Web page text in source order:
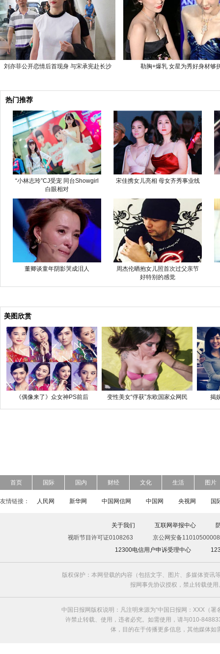
刘亦菲公开恋情后首现身 与宋承宪赴长沙 勒胸+爆乳 女星为秀好身材够
热门推荐
“小林志玲”CJ受宠 同台Showgirl
白眼相对
宋佳携女儿亮相 母女齐秀事业线
董卿谈童年阴影哭成泪人
周杰伦晒抱女儿照首次过父亲节
好特别的感觉
美图欣赏
《偶像来了》众女神PS前后 变性美女“俘获”东欧国家众网民 揭
首页 国际 国内 财经 文化 生活 图片
友情链接： 人民网 新华网 中国网信网 中国网 央视网 国
关于我们 互联网举报中心
视听节目许可证0108263
京公网安备
12300电信用户申诉受理中心
版权保护：本网登载的内容（包括文字、图片、多媒体资
报网事先协议授权，禁止转载使
中国日报网版权说明：凡注明来源为“中国日报网：XXX（
许禁止转载、使用，违者必究。如需使用，请与010-
体，目的在于传播更多信息，其他媒体